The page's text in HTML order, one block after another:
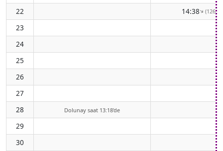
22 14:38↑(126°
23
24
25
26
27
28
Dolunay saat 13:18'de
29
30